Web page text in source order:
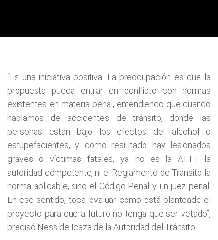
“Es una iniciativa positiva. La preocupación es que la
propuesta pueda entrar en conflicto con normas
existentes en materia penal, entendiendo que cuando
hablamos de accidentes de tránsito, donde las
personas están bajo los efectos del alcohol o
estupefacientes, y como resultado hay lesionados
graves o víctimas fatales, ya no es la ATTT la
autoridad competente, ni el Reglamento de Tránsito la
norma aplicable, sino el Código Penal y un juez penal.
En ese sentido, toca evaluar cómo está planteado el
proyecto para que a futuro no tenga que ser vetado”,
precisó Ness de Icaza de la Autoridad del Tránsito.